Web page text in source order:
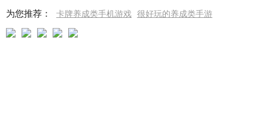
为您推荐： 卡牌养成类手机游戏 很好玩的养成类手游